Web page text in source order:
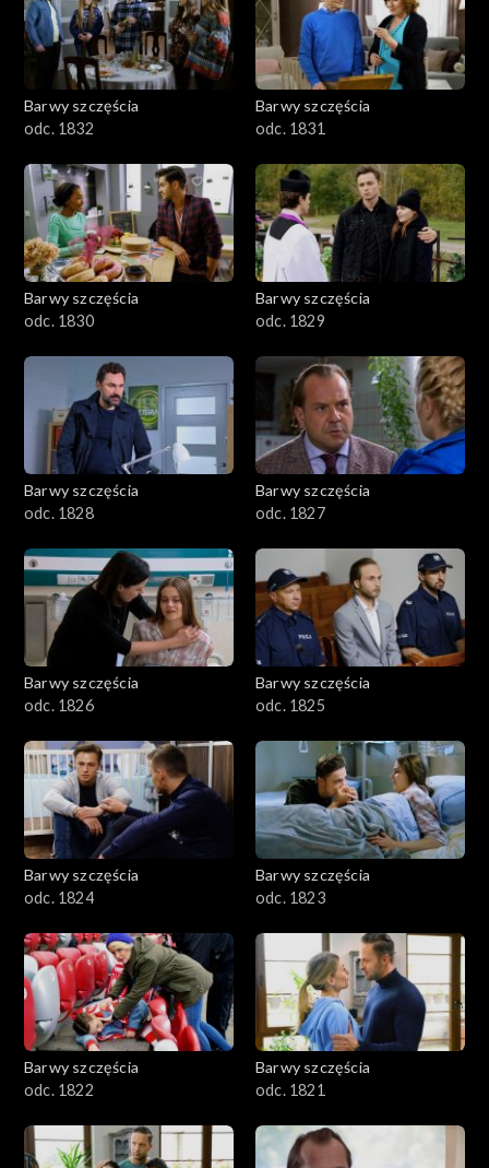
Barwy szczęścia
odc. 1832
Barwy szczęścia
odc. 1831
Barwy szczęścia
odc. 1830
Barwy szczęścia
odc. 1829
Barwy szczęścia
odc. 1828
Barwy szczęścia
odc. 1827
Barwy szczęścia
odc. 1826
Barwy szczęścia
odc. 1825
Barwy szczęścia
odc. 1824
Barwy szczęścia
odc. 1823
Barwy szczęścia
odc. 1822
Barwy szczęścia
odc. 1821